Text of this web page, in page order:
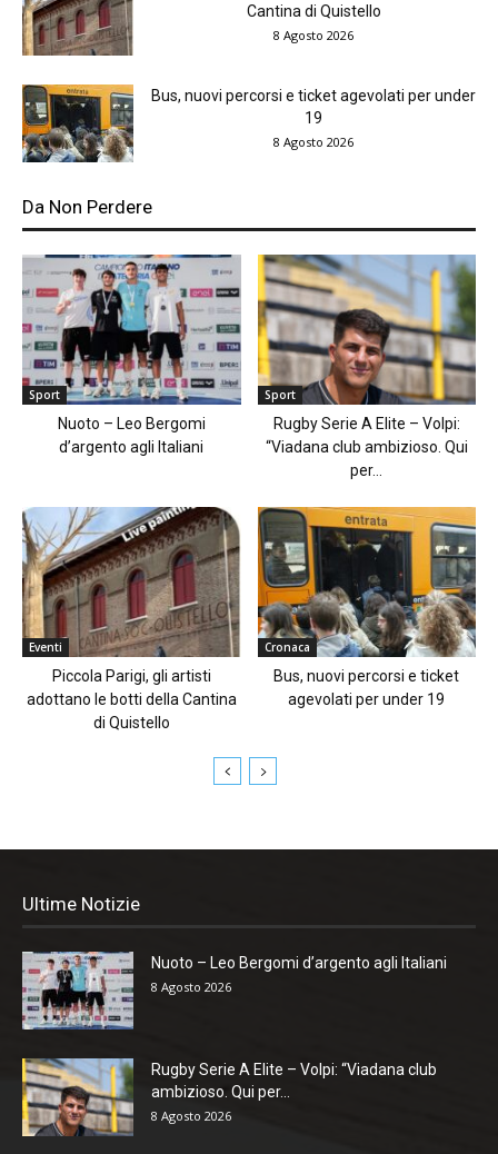
Cantina di Quistello
8 Agosto 2026
Bus, nuovi percorsi e ticket agevolati per under
19
8 Agosto 2026
Da Non Perdere
Sport
Nuoto – Leo Bergomi
d’argento agli Italiani
Sport
Rugby Serie A Elite – Volpi:
“Viadana club ambizioso. Qui
per...
Eventi
Piccola Parigi, gli artisti
adottano le botti della Cantina
di Quistello
Cronaca
Bus, nuovi percorsi e ticket
agevolati per under 19
Ultime Notizie
Nuoto – Leo Bergomi d’argento agli Italiani
8 Agosto 2026
Rugby Serie A Elite – Volpi: “Viadana club
ambizioso. Qui per...
8 Agosto 2026